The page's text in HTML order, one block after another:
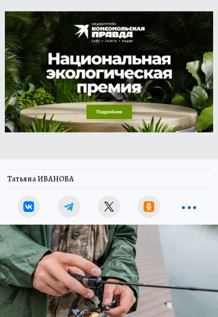
Татьяна ИВАНОВА